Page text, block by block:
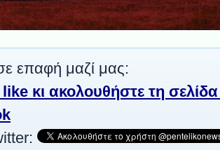
επαφή μαζί μας:
κι ακολουθήστε τη